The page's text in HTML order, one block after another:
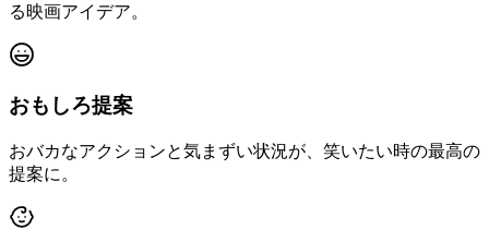
る映画アイデア。
おもしろ提案
おバカなアクションと気まずい状況が、笑いたい時の最高の
提案に。